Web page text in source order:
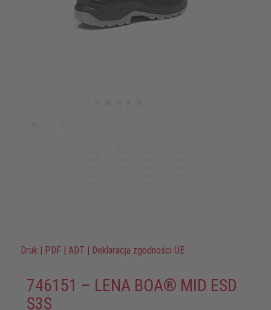
Druk | PDF | ADT | Deklaracja zgodności UE
746151 – LENA BOA® MID ESD
S3S